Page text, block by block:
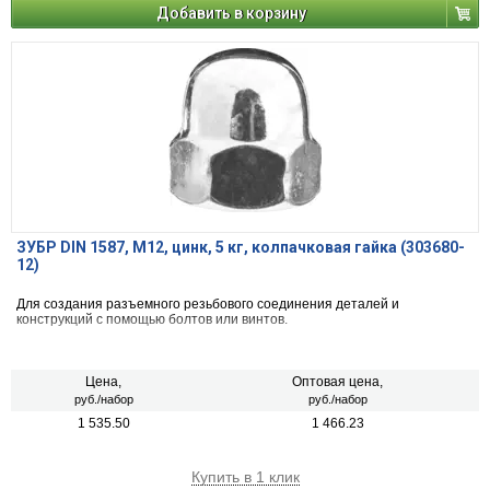
Добавить в корзину
ЗУБР DIN 1587, M12, цинк, 5 кг, колпачковая гайка (303680-
12)
Для создания разъемного резьбового соединения деталей и
конструкций с помощью болтов или винтов.
Цена,
руб./набор
Оптовая цена,
руб./набор
1 535.50 1 466.23
Купить в 1 клик